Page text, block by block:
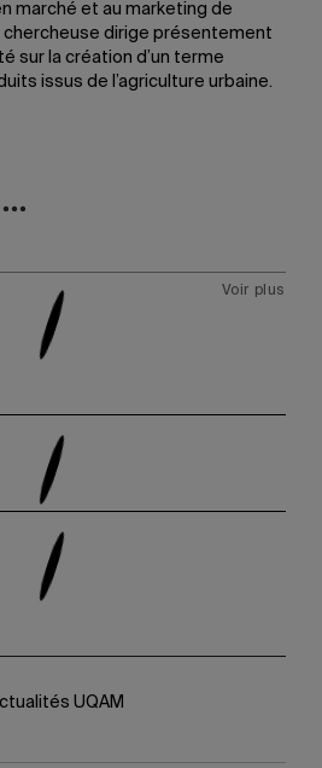
marché et au marketing de
chercheuse dirige présentement
sur la création d’un terme
issus de l’agriculture urbaine.
Voir plus
UQAM